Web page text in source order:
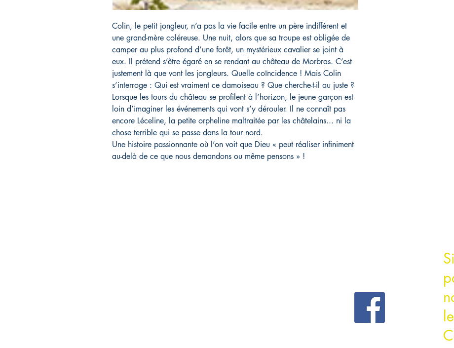
Colin, le petit jongleur, n’a pas la vie facile entre un père indifférent et
une grand-mère coléreuse. Une nuit, alors que sa troupe est obligée de
camper au plus profond d’une forêt, un mystérieux cavalier se joint à
eux. Il prétend s’être égaré en se rendant au château de Morbras. C’est
justement là que vont les jongleurs. Quelle coïncidence ! Mais Colin
s’interroge : Qui est vraiment ce damoiseau ? Que cherche-t-il au juste ?
Lorsque les tours du château se profilent à l’horizon, le jeune garçon est
loin d’imaginer les événements qui vont s’y dérouler. Il ne connaît pas
encore Léceline, la petite orpheline maltraitée par les châtelains... ni la
chose terrible qui se passe dans la tour nord.
Une histoire passionnante où l’on voit que Dieu « peut réaliser infiniment
au-delà de ce que nous demandons ou même pensons » !